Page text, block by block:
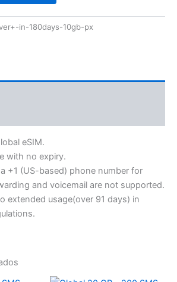
in-180days-10gb-px
eSIM.
with no expiry.
+1 (US-based) phone number for
and voicemail are not supported.
extended usage(over 91 days) in